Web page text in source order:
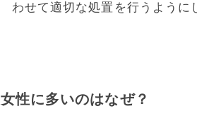
わせて適切な処置を行うように
女性に多いのはなぜ？